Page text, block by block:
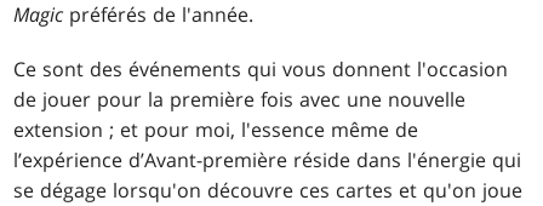
Magic préférés de l'année.
Ce sont des événements qui vous donnent l'occasion
de jouer pour la première fois avec une nouvelle
extension ; et pour moi, l'essence même de
l’expérience d’Avant-première réside dans l'énergie qui
se dégage lorsqu'on découvre ces cartes et qu'on joue